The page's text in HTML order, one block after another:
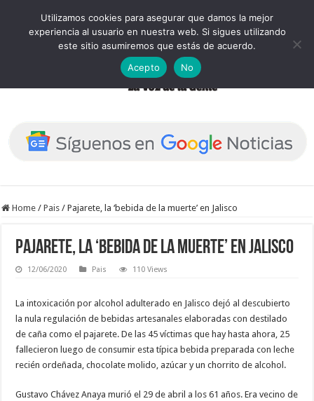
Home / Pais / Pajarete, la ‘bebida de la muerte’ en Jalisco
Pajarete, la ‘bebida de la muerte’ en Jalisco
12/06/2020 Pais 110 Views
La intoxicación por alcohol adulterado en Jalisco dejó al descubierto
la nula regulación de bebidas artesanales elaboradas con destilado
de caña como el pajarete. De las 45 víctimas que hay hasta ahora, 25
fallecieron luego de consumir esta típica bebida preparada con leche
recién ordeñada, chocolate molido, azúcar y un chorrito de alcohol.
Gustavo Chávez Anaya murió el 29 de abril a los 61 años. Era vecino de
Utilizamos cookies para asegurar que damos la mejor
experiencia al usuario en nuestra web. Si sigues utilizando
este sitio asumiremos que estás de acuerdo.
Acepto
No